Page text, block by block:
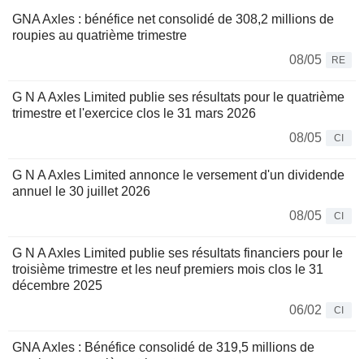
GNA Axles : bénéfice net consolidé de 308,2 millions de
roupies au quatrième trimestre
08/05
RE
G N A Axles Limited publie ses résultats pour le quatrième
trimestre et l'exercice clos le 31 mars 2026
08/05
CI
G N A Axles Limited annonce le versement d'un dividende
annuel le 30 juillet 2026
08/05
CI
G N A Axles Limited publie ses résultats financiers pour le
troisième trimestre et les neuf premiers mois clos le 31
décembre 2025
06/02
CI
GNA Axles : Bénéfice consolidé de 319,5 millions de